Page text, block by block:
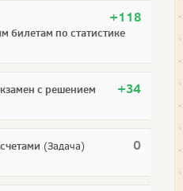
+118
билетам по статистике
+34
с решением
0
(Задача)